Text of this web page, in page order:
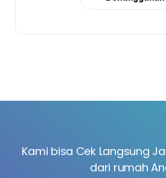
Kami bisa Cek Langsung
dari rumah